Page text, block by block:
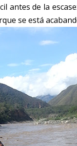
antes de la
se está